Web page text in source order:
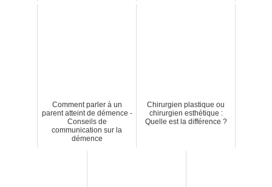
Comment parler à un
parent atteint de démence -
Conseils de
communication sur la
démence
Chirurgien plastique ou
chirurgien esthétique :
Quelle est la différence ?